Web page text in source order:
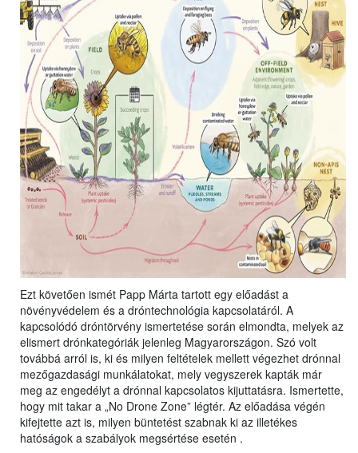
Ezt követően ismét Papp Márta tartott egy előadást a
növényvédelem és a dróntechnológia kapcsolatáról. A
kapcsolódó dróntörvény ismertetése során elmondta, melyek az
elismert drónkategóriák jelenleg Magyarországon. Szó volt
továbbá arról is, ki és milyen feltételek mellett végezhet drónnal
mezőgazdasági munkálatokat, mely vegyszerek kapták már
meg az engedélyt a drónnal kapcsolatos kijuttatásra. Ismertette,
hogy mit takar a „No Drone Zone” légtér. Az előadása végén
kifejtette azt is, milyen büntetést szabnak ki az illetékes
hatóságok a szabályok megsértése esetén .